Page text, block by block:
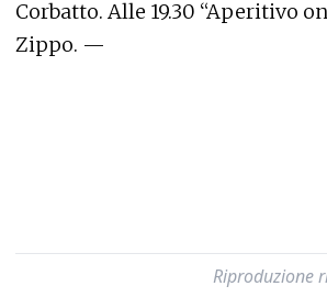
Corbatto. Alle 19.30 “Aperitivo
Zippo. —
Riproduzione